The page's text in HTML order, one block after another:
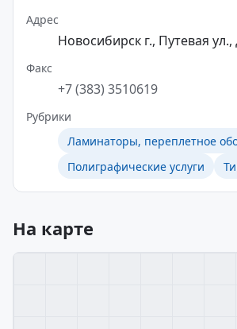
Адрес
Новосибирск г., Путевая ул.,
Факс
+7 (383) 3510619
Рубрики
Ламинаторы, переплетное
Полиграфические услуги
На карте